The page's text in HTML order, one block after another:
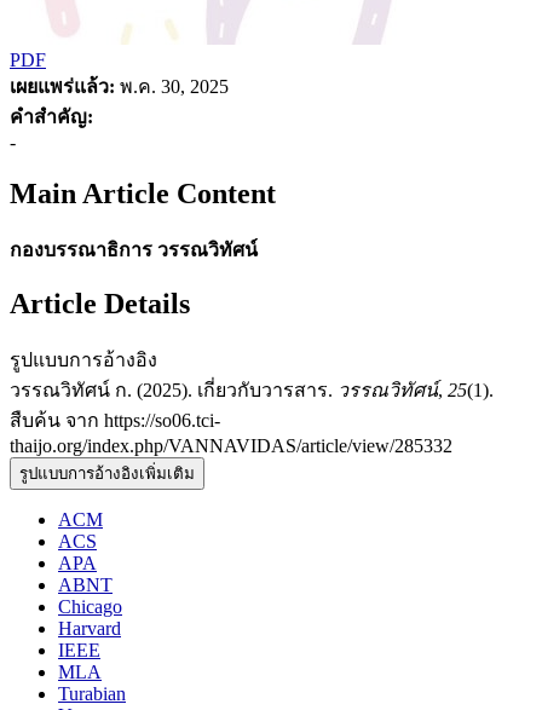
PDF
เผยแพร่แล้ว: พ.ค. 30, 2025
คำสำคัญ:
-
Main Article Content
กองบรรณาธิการ วรรณวิทัศน์
Article Details
รูปแบบการอ้างอิง
วรรณวิทัศน์ ก. (2025). เกี่ยวกับวารสาร. วรรณวิทัศน์, 25(1).
สืบค้น จาก https://so06.tci-
thaijo.org/index.php/VANNAVIDAS/article/view/285332
รูปแบบการอ้างอิงเพิ่มเติม
ACM
ACS
APA
ABNT
Chicago
Harvard
IEEE
MLA
Turabian